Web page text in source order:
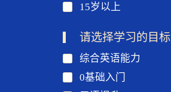
15岁以上
请选择学习的目标
综合英语能力
0基础入门